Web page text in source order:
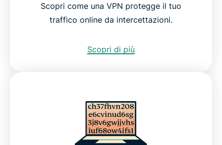
Scopri come una VPN protegge il tuo
traffico online da intercettazioni.
Scopri di più